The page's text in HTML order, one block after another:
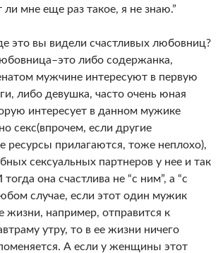
мне еще раз такое, я не знаю.”
это вы видели счастливых любовниц?
либо содержанка,
мужчине интересуют в первую
либо девушка, часто очень юная
интересует в данном мужике
секс(впрочем, если другие
ресурсы прилагаются, тоже неплохо),
сексуальных партнеров у нее и так
она счастлива не “с ним”, а “с
случае, если этот один мужик
жизни, например, отправится к
утру, то в ее жизни ничего
А если у женщины этот